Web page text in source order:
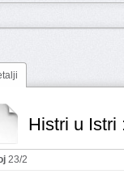
Histri u Istri
23/2